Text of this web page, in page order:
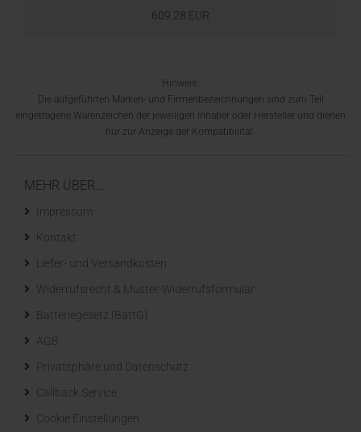
609,28 EUR
Hinweis:
Die aufgeführten Marken- und Firmenbezeichnungen sind zum Teil
eingetragene Warenzeichen der jeweiligen Inhaber oder Hersteller und dienen
nur zur Anzeige der Kompatibilität.
MEHR ÜBER...
Impressum
Kontakt
Liefer- und Versandkosten
Widerrufsrecht & Muster-Widerrufsformular
Batteriegesetz (BattG)
AGB
Privatsphäre und Datenschutz
Callback Service
Cookie Einstellungen